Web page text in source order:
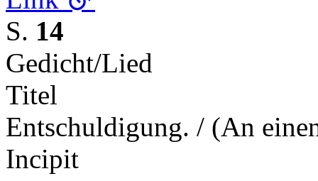
S. 14
Gedicht/Lied
Titel
Entschuldigung. / (An
Incipit